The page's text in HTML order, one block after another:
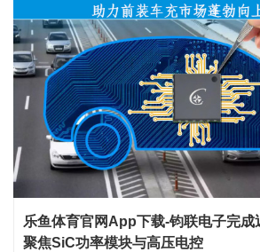
乐鱼体育官网app下载-钧联电子完成
聚焦SiC功率模块与高压电控